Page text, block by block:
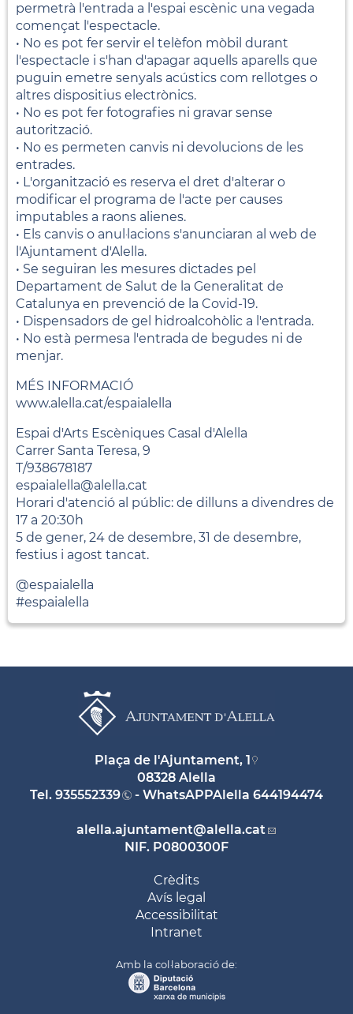
permetrà l'entrada a l'espai escènic una vegada
començat l'espectacle.
• No es pot fer servir el telèfon mòbil durant
l'espectacle i s'han d'apagar aquells aparells que
puguin emetre senyals acústics com rellotges o
altres dispositius electrònics.
• No es pot fer fotografies ni gravar sense
autorització.
• No es permeten canvis ni devolucions de les
entrades.
• L'organització es reserva el dret d'alterar o
modificar el programa de l'acte per causes
imputables a raons alienes.
• Els canvis o anul·lacions s'anunciaran al web de
l'Ajuntament d'Alella.
• Se seguiran les mesures dictades pel
Departament de Salut de la Generalitat de
Catalunya en prevenció de la Covid-19.
• Dispensadors de gel hidroalcohòlic a l'entrada.
• No està permesa l'entrada de begudes ni de
menjar.
MÉS INFORMACIÓ
www.alella.cat/espaialella
Espai d'Arts Escèniques Casal d'Alella
Carrer Santa Teresa, 9
T/938678187
espaialella@alella.cat
Horari d'atenció al públic: de dilluns a divendres de
17 a 20:30h
5 de gener, 24 de desembre, 31 de desembre,
festius i agost tancat.
@espaialella
#espaialella
Plaça de l'Ajuntament, 1
08328 Alella
Tel. 935552339 - WhatsAPPAlella 644194474
alella.ajuntament@alella.cat
NIF. P0800300F
Crèdits
Avís legal
Accessibilitat
Intranet
Amb la col·laboració de: